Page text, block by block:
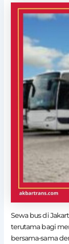
Sewa bus di
terutama bagi
bersama-sama